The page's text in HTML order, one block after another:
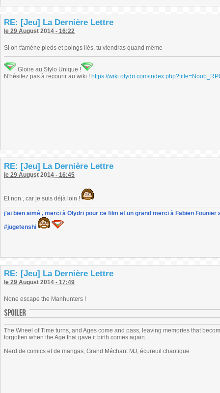
RE: [Jeu] La Dernière Lettre
le 29 August 2014 - 16:22
Si on t'amène pieds et poings liés, tu viendras quand même
Gloire au Stylo Unique !
N'hésitez pas à recourir au wiki ! https://wiki.olydri.com/
RE: [Jeu] La Dernière Lettre
le 29 August 2014 - 16:45
Et non , car je suis déjà loin !
j'ai bien aimé , merci à Olydri pour ce film et un grand merci à Fabien
#jugetenshi
RE: [Jeu] La Dernière Lettre
le 29 August 2014 - 17:49
None escape the Manhunters !
The Wheel of Time turns, and Ages come and pass, leaving memories that
forgotten when the Age that gave it birth comes again.
Nerd de comics et de mangas, Grand Méchant MJ, écureuil chaotique